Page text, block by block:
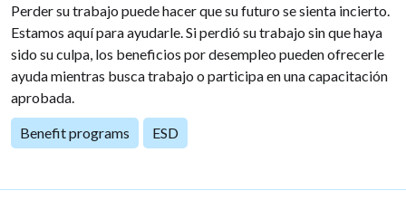
Perder su trabajo puede hacer que su futuro se sienta incierto.
Estamos aquí para ayudarle. Si perdió su trabajo sin que haya
sido su culpa, los beneficios por desempleo pueden ofrecerle
ayuda mientras busca trabajo o participa en una capacitación
aprobada.
Benefit programs ESD